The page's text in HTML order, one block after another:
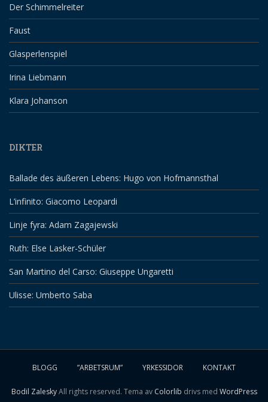
Der Schimmelreiter
Faust
Glasperlenspiel
Irina Liebmann
Klara Johanson
DIKTER
Ballade des äußeren Lebens: Hugo von Hofmannsthal
L’infinito: Giacomo Leopardi
Linje fyra: Adam Zagajewski
Ruth: Else Lasker-Schüler
San Martino del Carso: Giuseppe Ungaretti
Ulisse: Umberto Saba
BLOGG ”ARBETSRUM” YRKESSIDOR KONTAKT
Bodil ZaleskyAll rights reserved. Tema av Colorlib drivs med WordPress